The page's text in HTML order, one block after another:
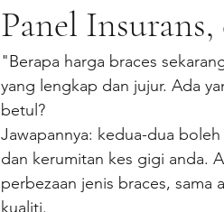
Panel
"Berapa harga braces
yang lengkap dan jujur. Ada
betul?
Jawapannya: kedua-dua
dan kerumitan kes gigi anda.
perbezaan jenis braces,
kualiti.